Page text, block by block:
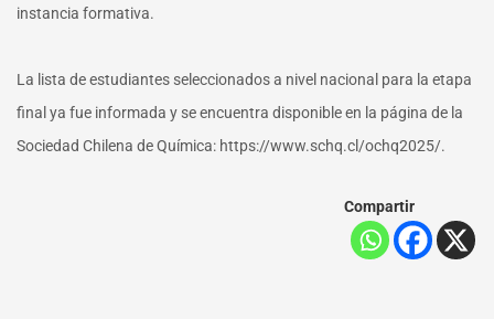
instancia formativa.
La lista de estudiantes seleccionados a nivel nacional para la etapa
final ya fue informada y se encuentra disponible en la página de la
Sociedad Chilena de Química: https://www.schq.cl/ochq2025/.
Compartir